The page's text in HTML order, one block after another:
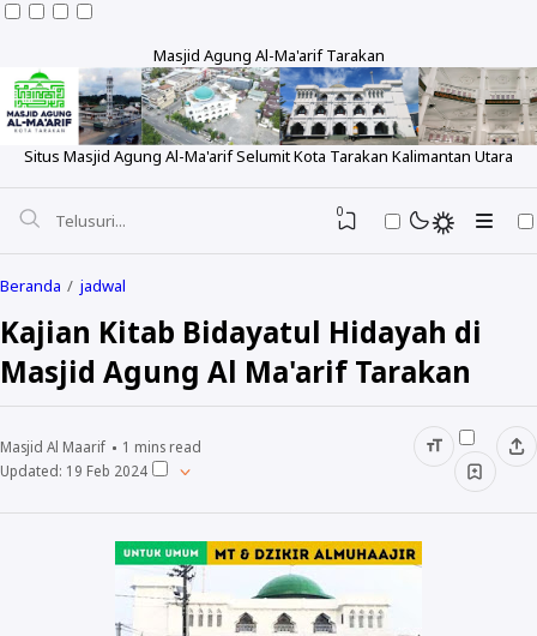
Masjid Agung Al-Ma'arif Tarakan
Situs Masjid Agung Al-Ma'arif Selumit Kota Tarakan Kalimantan Utara
Tentang
Visi dan Misi
Struktur
Kegiatan
Laporan Bulanan
Berita
Fasilitas
0
Beranda jadwal
Kajian Kitab Bidayatul Hidayah di
Masjid Agung Al Ma'arif Tarakan
Masjid Al Maarif 1 mins read
Updated: 19 Feb 2024